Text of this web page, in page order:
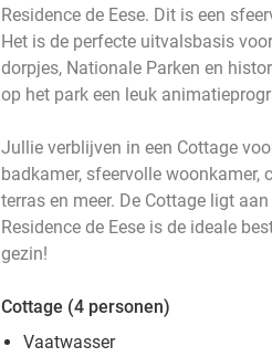
Residence de Eese. Dit is een
Het is de perfecte uitvalsbasis
dorpjes, Nationale Parken en
op het park een leuk
Jullie verblijven in een Cottage
badkamer, sfeervolle woonkamer,
terras en meer. De Cottage ligt
Residence de Eese is de ideale
gezin!
Cottage (4 personen)
Vaatwasser